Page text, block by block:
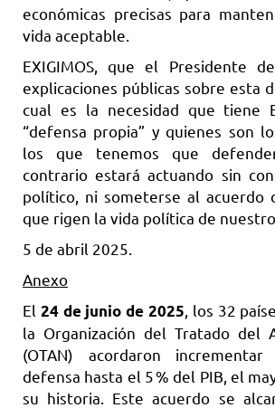
económicas precisas para
vida aceptable.
EXIGIMOS, que el Presidente
explicaciones públicas sobre esta
cual es la necesidad que tiene
“defensa propia” y quienes son
los que tenemos que
contrario estará actuando sin
político, ni someterse al acuerdo
que rigen la vida política de nuestro
5 de abril 2025.
Anexo
El 24 de junio de 2025 , los 32
la Organización del Tratado del
(OTAN) acordaron
defensa hasta el 5 % del PIB, el
su historia. Este acuerdo se